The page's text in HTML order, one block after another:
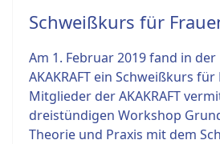
Schweißkurs für
Am 1. Februar 2019 fand in
AKAKRAFT ein Schweißkurs
Mitglieder der AKAKRAFT
dreistündigen Workshop
Theorie und Praxis mit dem